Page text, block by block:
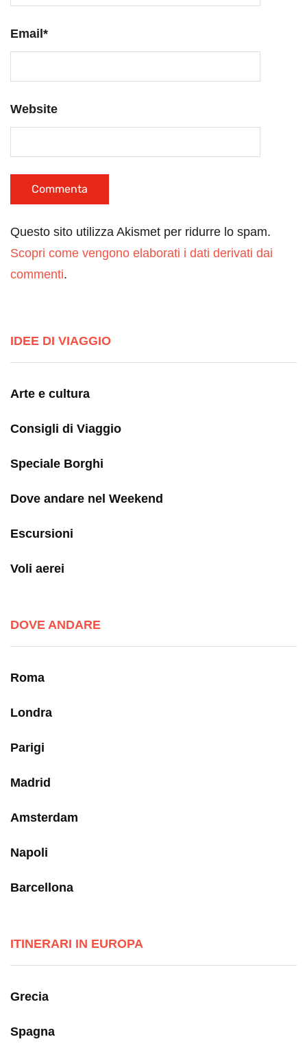
Email*
Website
Questo sito utilizza Akismet per ridurre lo spam.
Scopri come vengono elaborati i dati derivati dai
commenti.
IDEE DI VIAGGIO
Arte e cultura
Consigli di Viaggio
Speciale Borghi
Dove andare nel Weekend
Escursioni
Voli aerei
DOVE ANDARE
Roma
Londra
Parigi
Madrid
Amsterdam
Napoli
Barcellona
ITINERARI IN EUROPA
Grecia
Spagna